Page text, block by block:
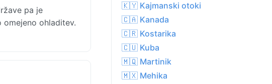
pa je
ohladitev.
🇰🇾 Kajmanski otoki
🇨🇦 Kanada
🇨🇷 Kostarika
🇨🇺 Kuba
🇲🇶 Martinik
🇲🇽 Mehika